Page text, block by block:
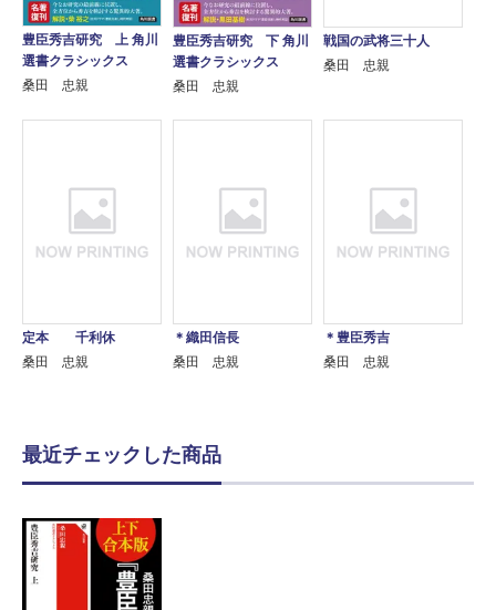
豊臣秀吉研究 上 角川
選書クラシックス
桑田 忠親
豊臣秀吉研究 下 角川
選書クラシックス
桑田 忠親
戦国の武将三十人
桑田 忠親
定本 千利休
桑田 忠親
＊織田信長
桑田 忠親
＊豊臣秀吉
桑田 忠親
最近チェックした商品